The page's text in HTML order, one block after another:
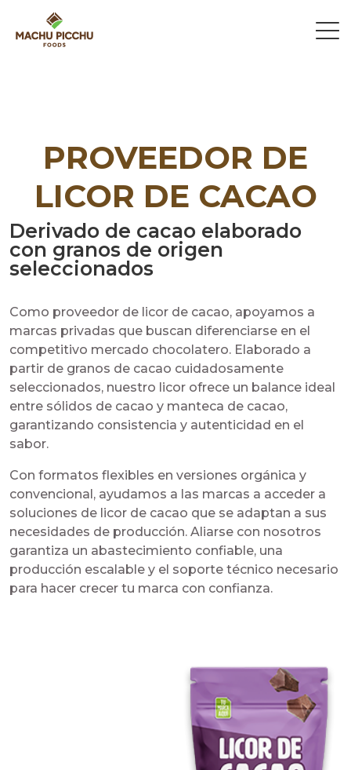
PROVEEDOR DE
LICOR DE CACAO
Derivado de cacao elaborado
con granos de origen
seleccionados
Como proveedor de licor de cacao, apoyamos a
marcas privadas que buscan diferenciarse en el
competitivo mercado chocolatero. Elaborado a
partir de granos de cacao cuidadosamente
seleccionados, nuestro licor ofrece un balance ideal
entre sólidos de cacao y manteca de cacao,
garantizando consistencia y autenticidad en el
sabor.
Con formatos flexibles en versiones orgánica y
convencional, ayudamos a las marcas a acceder a
soluciones de licor de cacao que se adaptan a sus
necesidades de producción. Aliarse con nosotros
garantiza un abastecimiento confiable, una
producción escalable y el soporte técnico necesario
para hacer crecer tu marca con confianza.